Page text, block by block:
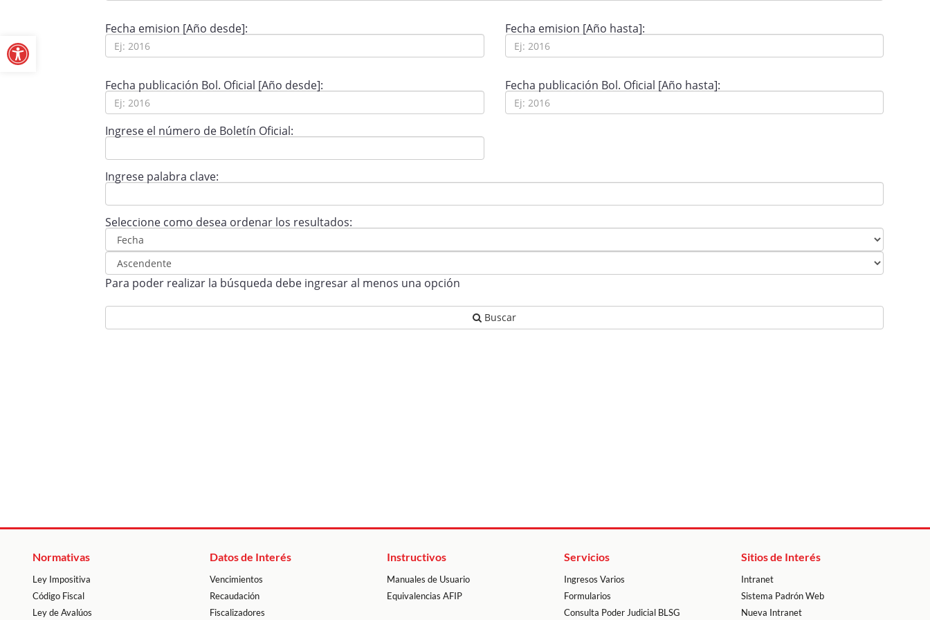
Normativas
Ley Impositiva
Código Fiscal
Ley de Avalúos
Datos de Interés
Vencimientos
Recaudación
Fiscalizadores
Instructivos
Manuales de Usuario
Equivalencias AFIP
Servicios
Ingresos Varios
Formularios
Consulta Poder Judicial BLSG
Sitios de Interés
Intranet
Sistema Padrón Web
Nueva Intranet
Abrir barra de herramientas